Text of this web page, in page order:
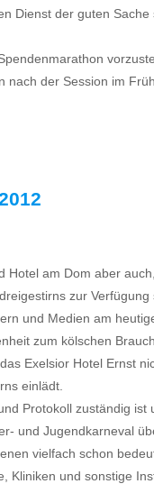
der guten Sache
der Session im
am Dom aber
zur Verfügung
und Medien am
zum kölschen
Exelsior Hotel Ernst
einlädt.
Protokoll zuständig
und Jugendkarneval
vielfach schon
Kliniken und sonstige